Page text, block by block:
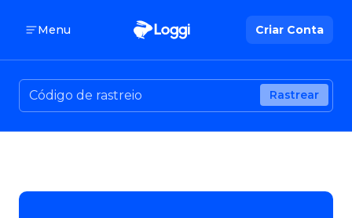
Menu Criar Conta
Rastrear